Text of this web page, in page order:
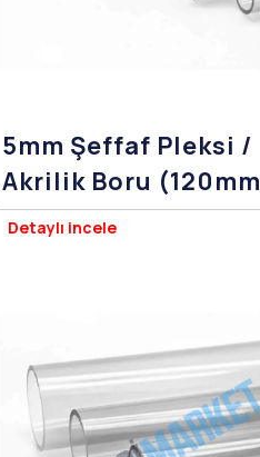
5mm Şeffaf Pleksi /
Akrilik Boru (120mm
Çap)
Detaylı incele